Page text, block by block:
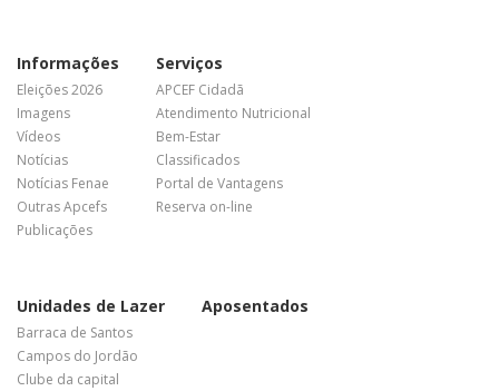
Informações
Eleições 2026
Imagens
Vídeos
Notícias
Notícias Fenae
Outras Apcefs
Publicações
Serviços
APCEF Cidadã
Atendimento Nutricional
Bem-Estar
Classificados
Portal de Vantagens
Reserva on-line
Unidades de Lazer
Barraca de Santos
Campos do Jordão
Clube da capital
Aposentados